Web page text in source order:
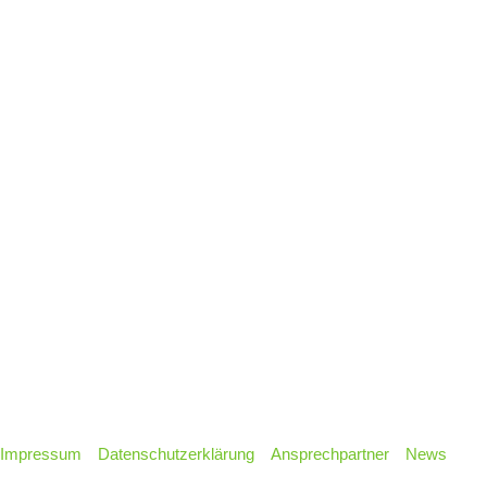
Impressum Datenschutzerklärung Ansprechpartner News